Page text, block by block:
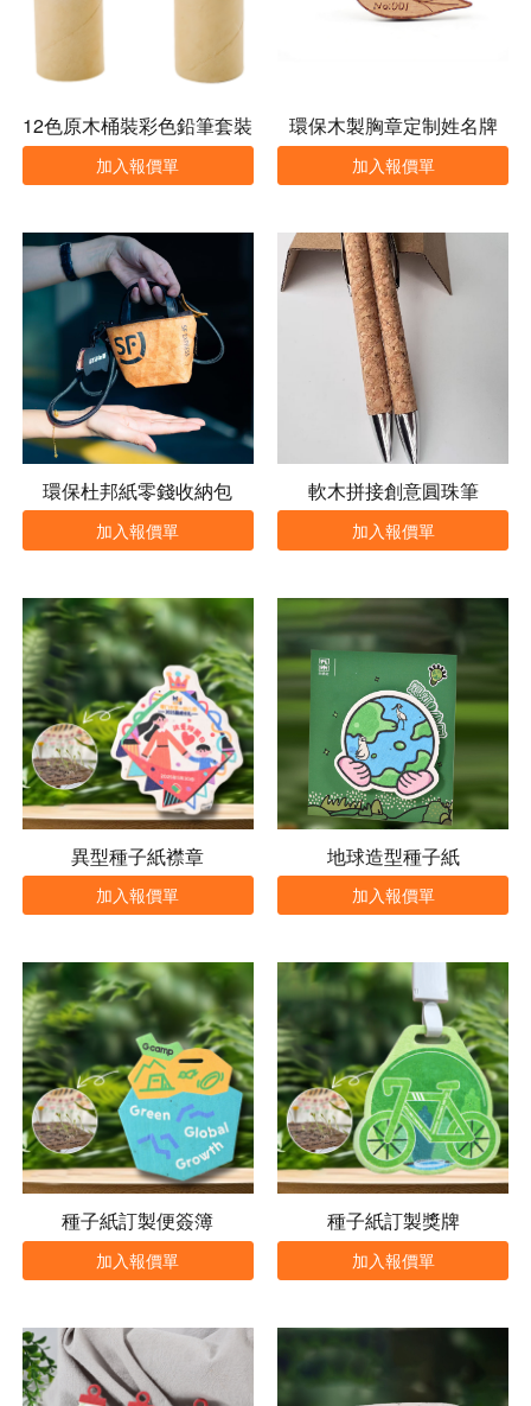
12色原木桶裝彩色鉛筆套裝
加入報價單
環保木製胸章定制姓名牌
加入報價單
環保杜邦紙零錢收納包
加入報價單
軟木拼接創意圓珠筆
加入報價單
異型種子紙襟章
加入報價單
地球造型種子紙
加入報價單
種子紙訂製便簽簿
加入報價單
種子紙訂製獎牌
加入報價單